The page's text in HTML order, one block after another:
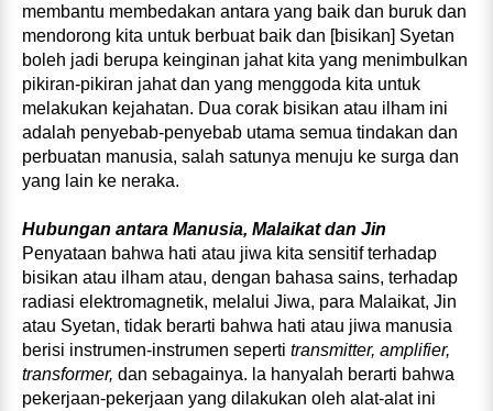
membantu mem­bedakan antara yang baik dan buruk dan
mendorong kita untuk berbuat baik dan [bisikan] Syetan
boleh jadi berupa keinginan jahat kita yang menimbulkan
pikiran‑pikiran jahat dan yang menggoda kita untuk
melakukan kejahatan. Dua corak bisikan atau ilham ini
adalah penyebab-­penyebab utama semua tindakan dan
perbuatan manusia, salah satunya menuju ke surga dan
yang lain ke neraka.
Hubungan antara Manusia, Malaikat dan Jin
Penyataan bahwa hati atau jiwa kita sensitif terhadap
bisikan atau ilham atau, dengan bahasa sains, terhadap
radiasi elektromagnetik, melalui Jiwa, para Malaikat, Jin
atau Syetan, tidak berarti bahwa hati atau jiwa manusia
berisi instrumen‑instrumen seperti transmitter, amplifier,
transformer, dan sebagainya. la hanyalah berarti bahwa
pekerjaan‑pekerjaan yang dilakukan oleh alat‑alat ini